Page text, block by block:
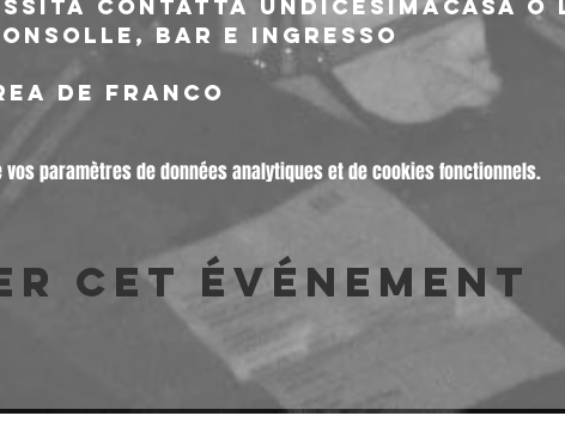
contatta undicesimacasa
bar e ingresso
de franco
vos paramètres de données analytiques et de cookies fonctionnels.
cet événement